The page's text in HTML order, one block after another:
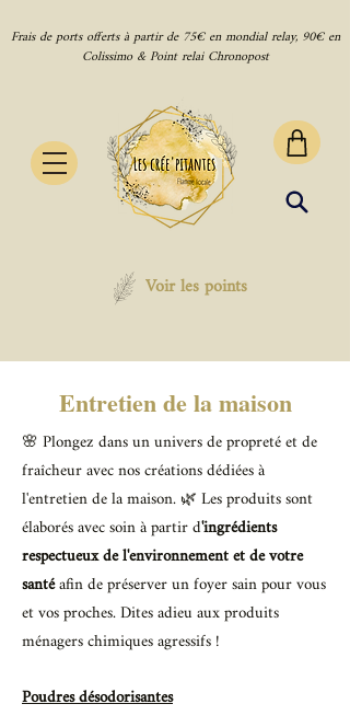
Frais de ports offerts à partir de 75€ en mondial relay, 90€ en
Colissimo & Point relai Chronopost
Voir les points
Entretien de la maison
🌸Plongez dans un univers de propreté et de
fraîcheur avec nos créations dédiées à
l'entretien de la maison. 🌿 Les produits sont
élaborés avec soin à partir d'ingrédients
respectueux de l'environnement et de votre
santéafin de préserver un foyer sain pour vous
et vos proches. Dites adieu aux produits
ménagers chimiques agressifs !
Poudres désodorisantes